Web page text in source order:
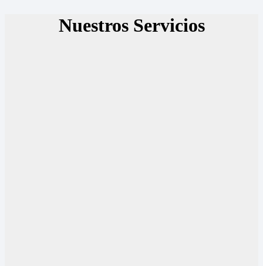
Nuestros Servicios